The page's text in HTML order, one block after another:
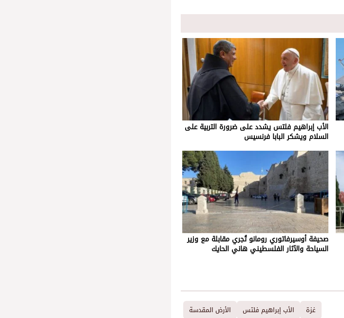
الأب إبراهيم فلتس يشدد على ضرورة التربية على
السلام ويشكر البابا فرنسيس
صحيفة أوسيرفاتوري رومانو تُجري مقابلة مع وزير
السياحة والآثار الفلسطيني هاني الحايك
غزة الأب إبراهيم فلتس الأرض المقدسة